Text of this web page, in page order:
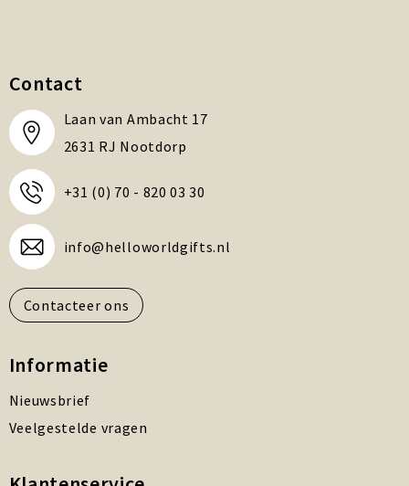
Contact
Laan van Ambacht 17
2631 RJ Nootdorp
+31 (0) 70 - 820 03 30
info@helloworldgifts.nl
Contacteer ons
Informatie
Nieuwsbrief
Veelgestelde vragen